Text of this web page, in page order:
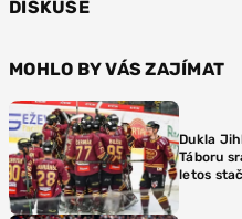
DISKUSE
MOHLO BY VÁS ZAJÍMAT
Dukla
Táboru
letos